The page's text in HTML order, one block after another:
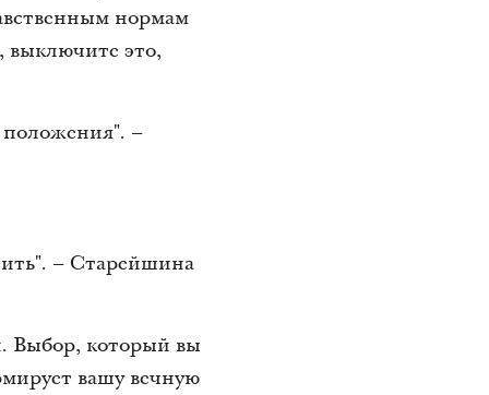
нормам
это,
положения". –
– Старейшина
Выбор, который вы
вашу вечную